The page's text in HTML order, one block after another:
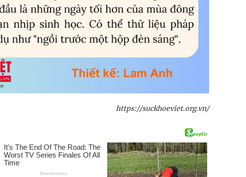
https://suckhoeviet.org.vn/